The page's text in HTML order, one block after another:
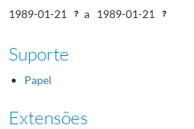
1989-01-21 a 1989-01-21
Suporte
Papel
Extensões